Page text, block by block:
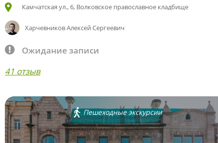
Камчатская ул., 6, Волковское православное кладбище
Харчевников Алексей Сергеевич
Ожидание записи
41 отзыв
Пешеходные экскурсии